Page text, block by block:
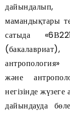
дайындалып,
мамандықтары
сатыда
антропология»
және
негізінде
дайындауда